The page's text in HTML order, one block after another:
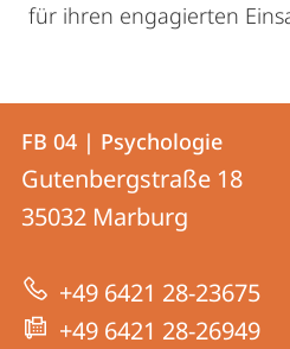
für ihren engagierten
Kontakt
und
Informationen
zur
Website
Kontaktinformationen
FB
04
Psychologie
FB 04 | Psychologie
Gutenbergstraße 18
35032 Marburg
+49 6421 28-23675
+49 6421 28-26949